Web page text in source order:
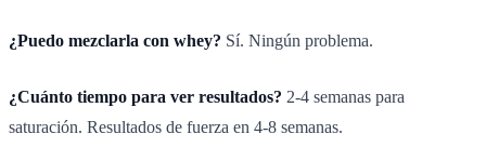
¿Puedo mezclarla con whey? Sí. Ningún problema.
¿Cuánto tiempo para ver resultados? 2-4 semanas para
saturación. Resultados de fuerza en 4-8 semanas.